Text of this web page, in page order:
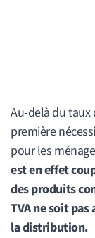
Au-delà du taux
première
pour les
est en effet
des produits
TVA ne soit pas
la distribution.